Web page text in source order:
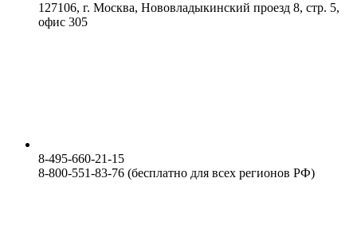
127106, г. Москва, Нововладыкинский проезд 8, стр. 5,
офис 305
8-495-660-21-15
8-800-551-83-76 (бесплатно для всех регионов РФ)